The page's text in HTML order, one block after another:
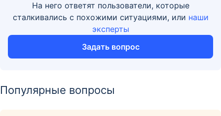
На него ответят пользователи, которые
сталкивались с похожими ситуациями, или наши
эксперты
Задать вопрос
Популярные вопросы